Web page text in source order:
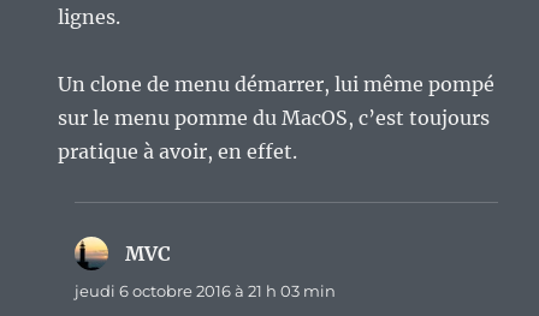
lignes.
Un clone de menu démarrer, lui même pompé
sur le menu pomme du MacOS, c’est toujours
pratique à avoir, en effet.
MVC
jeudi 6 octobre 2016 à 21 h 03 min